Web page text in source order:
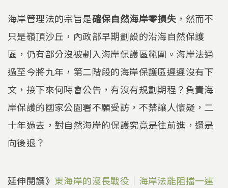
海岸管理法的宗旨是確保自然海岸零損失 ，然而不
只是嶺頂沙丘，內政部早期劃設的沿海自然保護
區，仍有部分沒被劃入海岸保護區範圍。海岸法通
過至今將九年，第二階段的海岸保護區遲遲沒有下
文，接下來何時會公告，有沒有規劃期程？負責海
岸保護的國家公園署不願受訪，不禁讓人懷疑，二
十年過去，對自然海岸的保護究竟是往前進，還是
向後退？
延伸閱讀》 東海岸的漫長戰役｜海岸法能阻擋一連